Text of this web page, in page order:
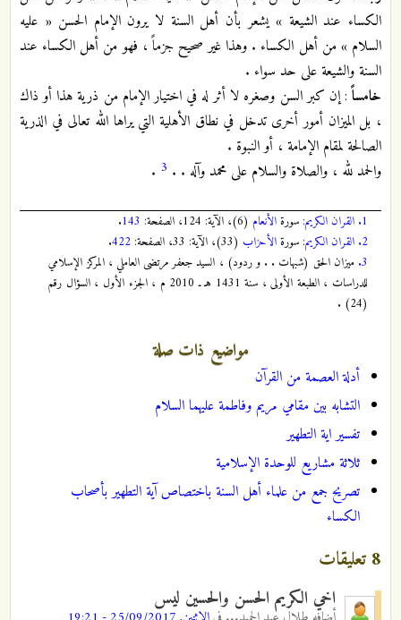
الكساء عند الشيعة » يشعر بأن أهل السنة لا يرون الإمام الحسن « عليه
السلام » من أهل الكساء . وهذا غير صحيح جزماً ، فهو من أهل الكساء عند
السنة والشيعة على حد سواء .
خامساً: إن كبر السن وصغره لا أثر له في اختيار الإمام من ذرية هذا أو ذاك
، بل الميزان أمور أخرى تدخل في نطاق الأهلية التي يراها الله تعالى في الذرية
الصالحة لمقام الإمامة ، أو النبوة .
والحمد لله ، والصلاة والسلام على محمد وآله . . 3
.
1. القران الكريم: سورةالأنعام (6)، الآية: 124، الصفحة: 143
.
2. القران الكريم: سورةالأحزاب (33)، الآية: 33، الصفحة: 422
.
3. ميزان الحق (شبهات . . و ردود) ، السيد جعفر مرتضى العاملي ، المركز الإسلامي
للدراسات ، الطبعة الأولى ، سنة 1431 هـ ـ 2010 م ، الجزء الأول ، السؤال رقم
(24) .
مواضيع ذات صلة
أدلة العصمة من القرآن
التشابه بين مقامي مريم وفاطمة عليهما السلام
تفسير اية التطهير
ثلاثة مشاريع للوحدة الإسلامية
تصريح جمع من علماء أهل السنة باختصاص آية التطهير بأصحاب
الكساء
8 تعليقات
اخي الكريم الحسن والحسين ليس